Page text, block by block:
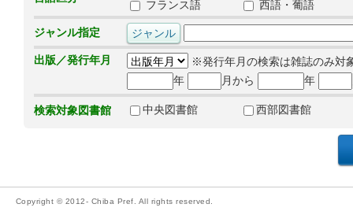
フランス語
西語・葡語
ジャンル指定
出版／発行年月
※発行年月の検索は雑誌のみ対
年
月から 年
検索対象図書館 中央図書館 西部図書館
Copyright © 2012- Chiba Pref. All rights reserved.